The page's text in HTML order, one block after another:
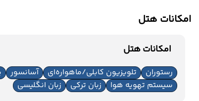
امکانات هتل
امکانات هتل
رستوران تلویزیون کابلی/ماهواره‌ای آسانسور
سیستم تهویه هوا
زبان ترکی زبان انگلیسی